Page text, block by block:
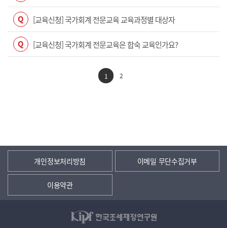
Q [교육신청] 국가회계 전문교육 교육과정별 대상자
Q [교육신청] 국가회계 전문교육은 합숙 교육인가요?
1 2
개인정보처리방침 이메일 무단수집거부
이용약관